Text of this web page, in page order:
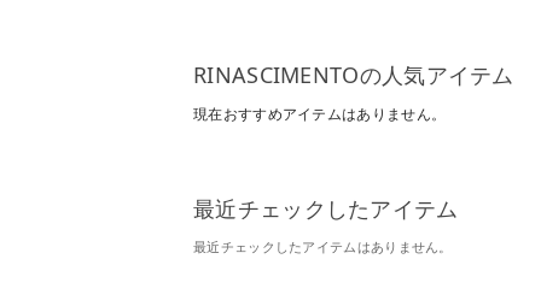
RINASCIMENTOの人気アイテム
現在おすすめアイテムはありません。
最近チェックしたアイテム
最近チェックしたアイテムはありません。